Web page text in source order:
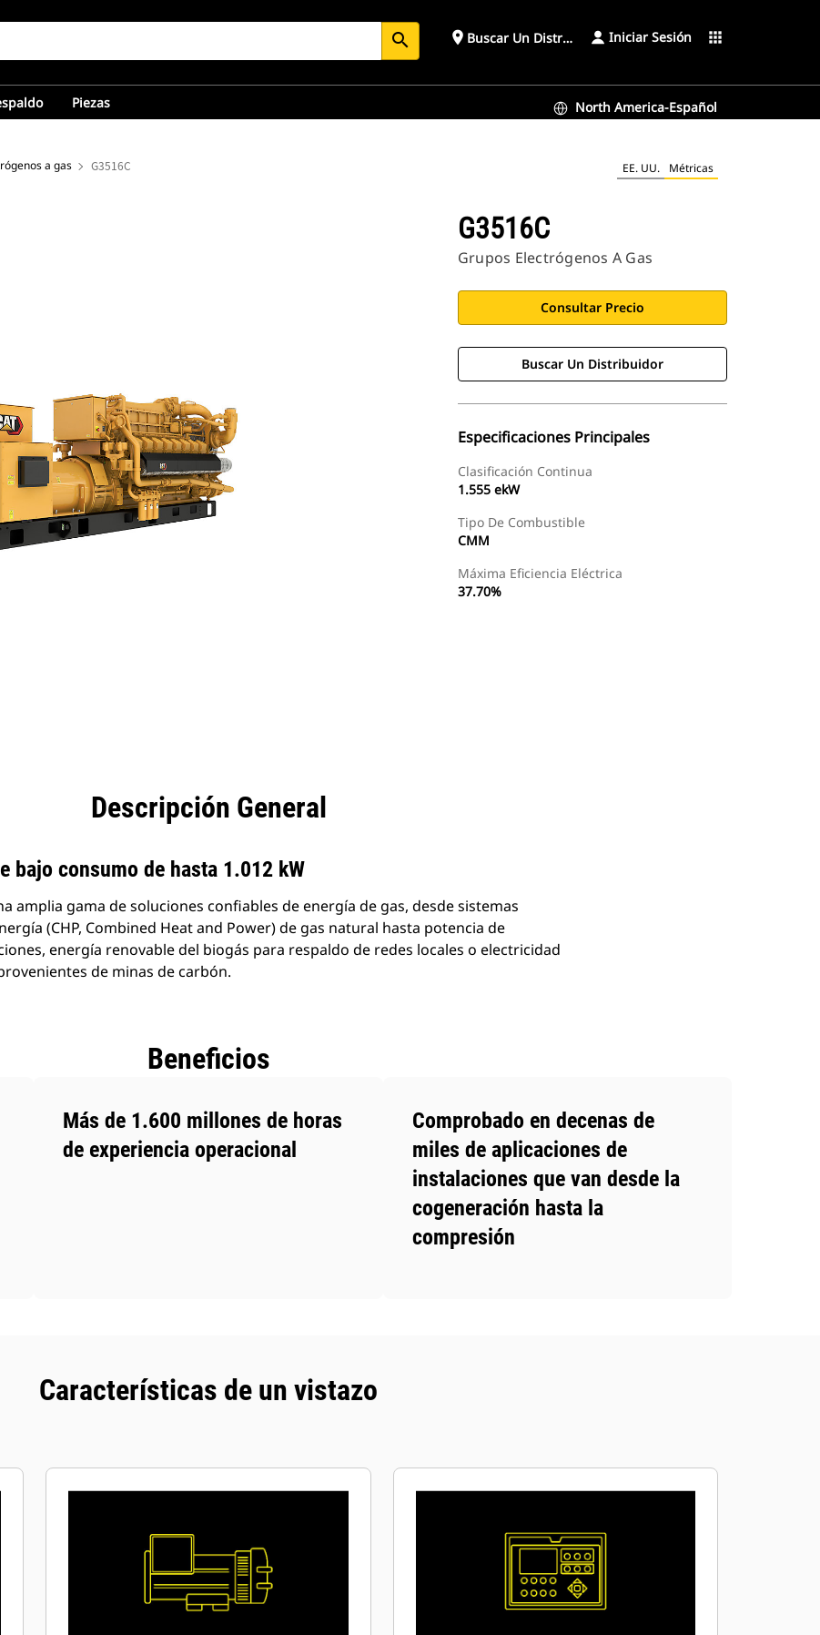
search place Buscar Un Distribuidor Iniciar Sesión apps
Piezas North America-Español
a gas G3516C EE. UU. Métricas
G3516C
Grupos Electrógenos A Gas
Consultar Precio
Buscar Un Distribuidor
Especificaciones Principales
Clasificación Continua
1.555 ekW
Tipo De Combustible
CMM
Máxima Eficiencia Eléctrica
37.70%
Descripción General
bajo consumo de hasta 1.012 kW
amplia gama de soluciones confiables de energía de gas, desde sistemas
(CHP, Combined Heat and Power) de gas natural hasta potencia de
energía renovable del biogás para respaldo de redes locales o electricidad
de minas de carbón.
Beneficios
Más de 1.600 millones de horas
de experiencia operacional
Comprobado en decenas de
miles de aplicaciones de
instalaciones que van desde la
cogeneración hasta la
compresión
Características de un vistazo